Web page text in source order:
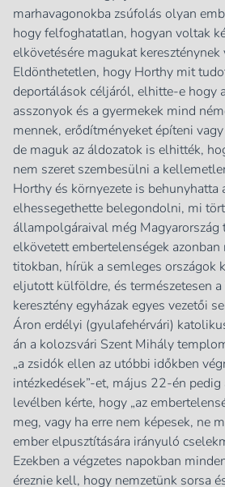
marhavagonokba zsúfolás olyan
hogy felfoghatatlan, hogyan voltak
elkövetésére magukat
Eldönthetetlen, hogy Horthy mit
deportálások céljáról, elhitte-e hogy
asszonyok és a gyermekek mind
mennek, erődítményeket építeni
de maguk az áldozatok is elhitték,
nem szeret szembesülni a
Horthy és környezete is behunyhatta
elhessegethette belegondolni, mi
állampolgáraival még Magyarország
elkövetett embertelenségek azonban
titokban, hírük a semleges országok
eljutott külföldre, és természetesen
keresztény egyházak egyes vezetői
Áron erdélyi (gyulafehérvári)
án a kolozsvári Szent Mihály
„a zsidók ellen az utóbbi időkben
intézkedések”-et, május 22-én
levélben kérte, hogy „az
meg, vagy ha erre nem képesek, ne
ember elpusztítására irányuló
Ezekben a végzetes napokban
éreznie kell, hogy nemzetünk sorsa